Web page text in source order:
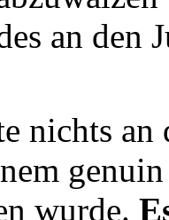
an den
nichts
wurde.